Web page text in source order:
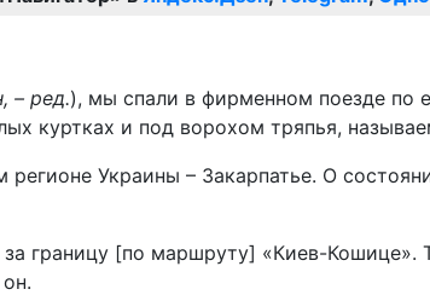
– ред.), мы спали в фирменном поезде по
куртках и под ворохом тряпья,
Украины – Закарпатье. О
границу [по маршруту] «Киев-Кошице».